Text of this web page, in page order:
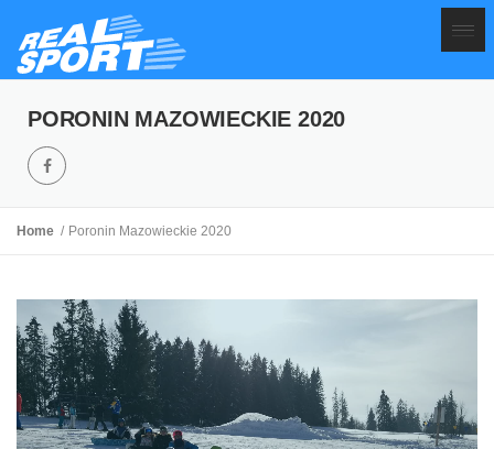
PORONIN MAZOWIECKIE 2020
Home Poronin Mazowieckie 2020